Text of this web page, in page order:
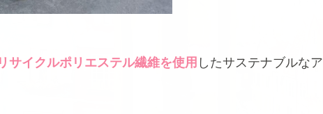
リサイクルポリエステル繊維を使用 したサステナブルなア